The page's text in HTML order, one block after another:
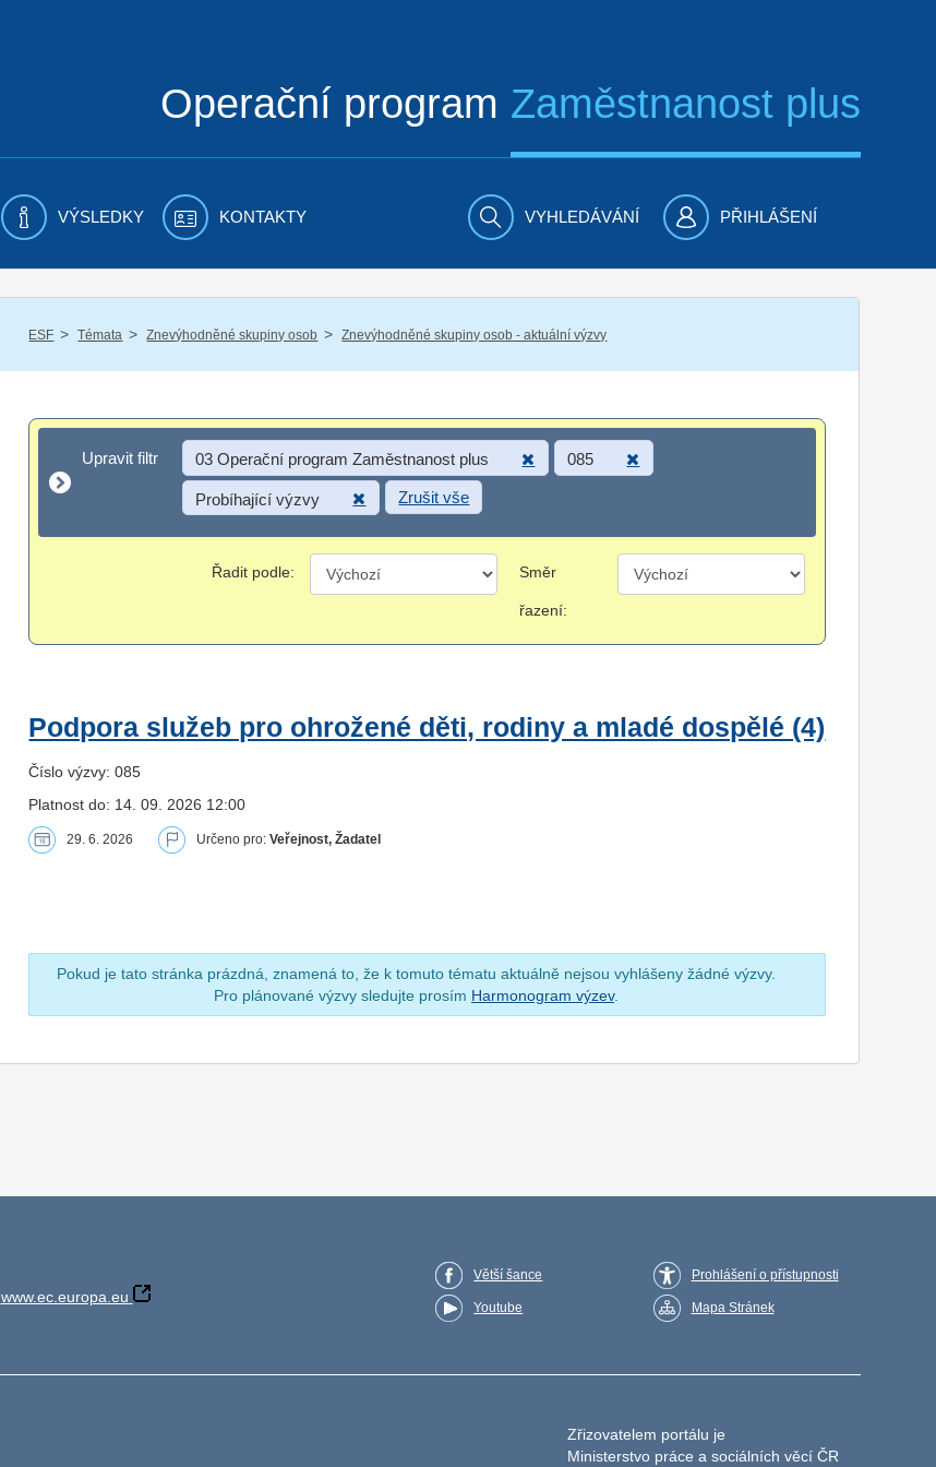
Operační program Zaměstnanost plus
VÝSLEDKY KONTAKTY VYHLEDÁVÁNÍ PŘIHLÁŠENÍ
ESF / Témata / Znevýhodněné skupiny osob / Znevýhodněné skupiny osob - aktuální výzvy
Upravit filtr
Upravit filtr 03 Operační program Zaměstnanost plus 085
Probíhající výzvy Zrušit vše
Řadit podle: Směr
řazení:
Podpora služeb pro ohrožené děti, rodiny a mladé dospělé (4)
Číslo výzvy: 085
Platnost do: 14. 09. 2026 12:00
29. 6. 2026 Určeno pro:Veřejnost, Žadatel
Pokud je tato stránka prázdná, znamená to, že k tomuto tématu aktuálně nejsou vyhlášeny žádné výzvy.
Pro plánované výzvy sledujte prosím Harmonogram výzev.
www.ec.europa.eu
Větší šance
Youtube
Prohlášení o přístupnosti
Mapa Stránek
Zřizovatelem portálu je
Ministerstvo práce a sociálních věcí ČR